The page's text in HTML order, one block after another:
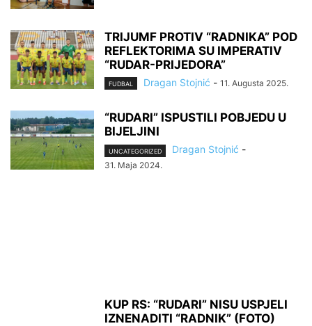
TRIJUMF PROTIV “RADNIKA” POD
REFLEKTORIMA SU IMPERATIV
“RUDAR-PRIJEDORA”
FUDBAL Dragan Stojnić - 11. Augusta 2025.
“RUDARI” ISPUSTILI POBJEDU U
BIJELJINI
UNCATEGORIZED Dragan Stojnić -
31. Maja 2024.
KUP RS: “RUDARI” NISU USPJELI
IZNENADITI “RADNIK” (FOTO)